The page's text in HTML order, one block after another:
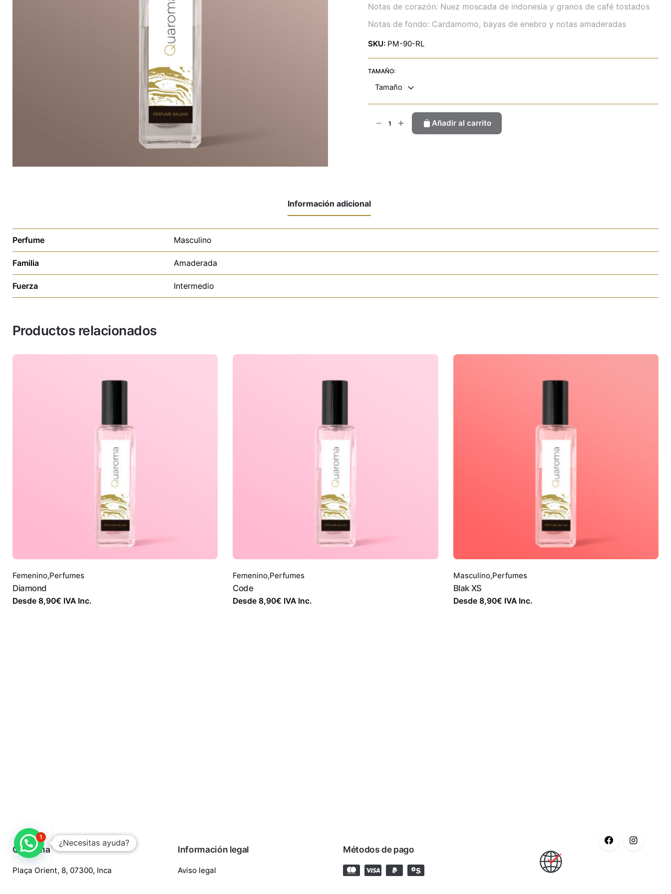
Notas de corazón: Nuez moscada de indonesia y granos de café tostados
Notas de fondo: Cardamomo, bayas de enebro y notas amaderadas
SKU: PM-90-RL
TAMAÑO:
Tamaño
Añadir al carrito
Información adicional
Perfume Masculino
Familia Amaderada
Fuerza Intermedio
Productos relacionados
Femenino,Perfumes
Diamond
Desde 8,90€ IVA Inc.
Femenino,Perfumes
Code
Desde8,90€ IVA Inc.
Masculino,Perfumes
Blak XS
Desde 8,90€ IVA Inc.
Quaroma
Plaça Orient, 8, 07300, Inca
Información legal
Aviso legal
Métodos de pago
¿Necesitas ayuda?
1